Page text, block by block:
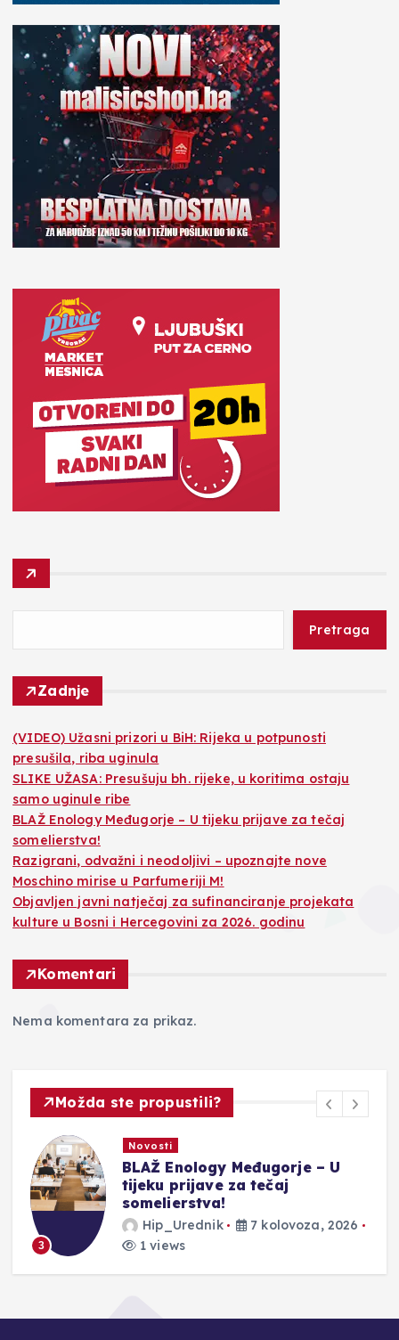
Pretraga
Zadnje
(VIDEO) Užasni prizori u BiH: Rijeka u potpunosti
presušila, riba uginula
SLIKE UŽASA: Presušuju bh. rijeke, u koritima ostaju
samo uginule ribe
BLAŽ Enology Međugorje – U tijeku prijave za tečaj
somelierstva!
Razigrani, odvažni i neodoljivi – upoznajte nove
Moschino mirise u Parfumeriji M!
Objavljen javni natječaj za sufinanciranje projekata
kulture u Bosni i Hercegovini za 2026. godinu
Komentari
Nema komentara za prikaz.
Možda ste propustili?
4
Promo
Razigrani, odvažni i neodoljivi –
upoznajte nove Moschino mirise
u Parfumeriji M!
Hip_Urednik
7 kolovoza, 2026
1 views